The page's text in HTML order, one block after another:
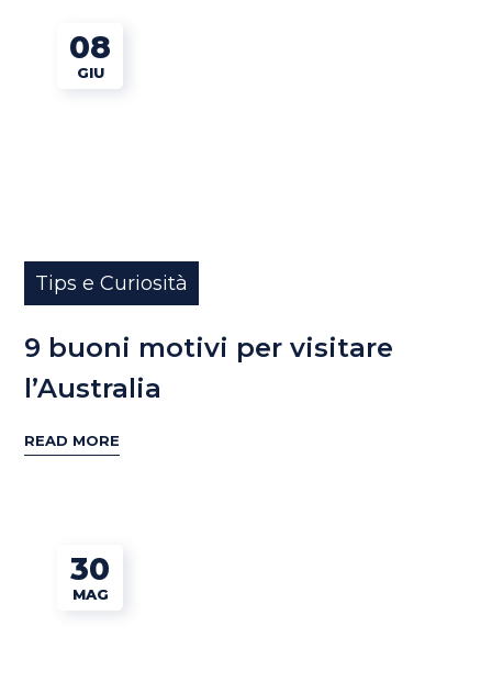
08
GIU
Tips e Curiosità
9 buoni motivi per visitare
l’Australia
READ MORE
30
MAG